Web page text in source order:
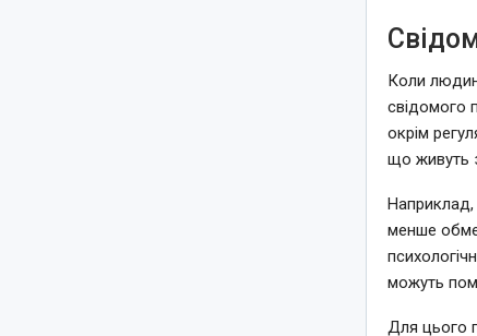
Коли
свідомого
окрім
що живуть
менше
можуть
Для цього